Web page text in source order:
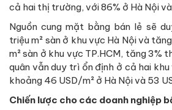
cả hai thị trường, với 86% ở Hà Nội và
Nguồn cung mặt bằng bán lẻ sẽ
triệu m² sàn ở khu vực Hà Nội và
m² sàn ở khu vực TP.HCM, tăng 3%
quân vẫn duy trì ổn định ở cả hai
khoảng 46 USD/m² ở Hà Nội và 53
Chiến lược cho các doanh nghiệp